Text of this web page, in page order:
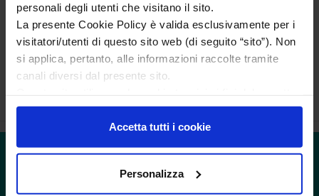
personali degli utenti che visitano il sito.
La presente Cookie Policy è valida esclusivamente per i
visitatori/utenti di questo sito web (di seguito “sito”). Non
si applica, pertanto, alle informazioni raccolte tramite
canali diversi dal presente sito.
funzionamento delle pagine di questo sito, migliorarne la
sicurezza e condurre ricerche e analisi a carattere
aggregato per migliorarne il contenuto.
Accetta tutti i cookie
Personalizza
Associazioni e Società
Scientifiche
Organizzazioni e Risorse
online